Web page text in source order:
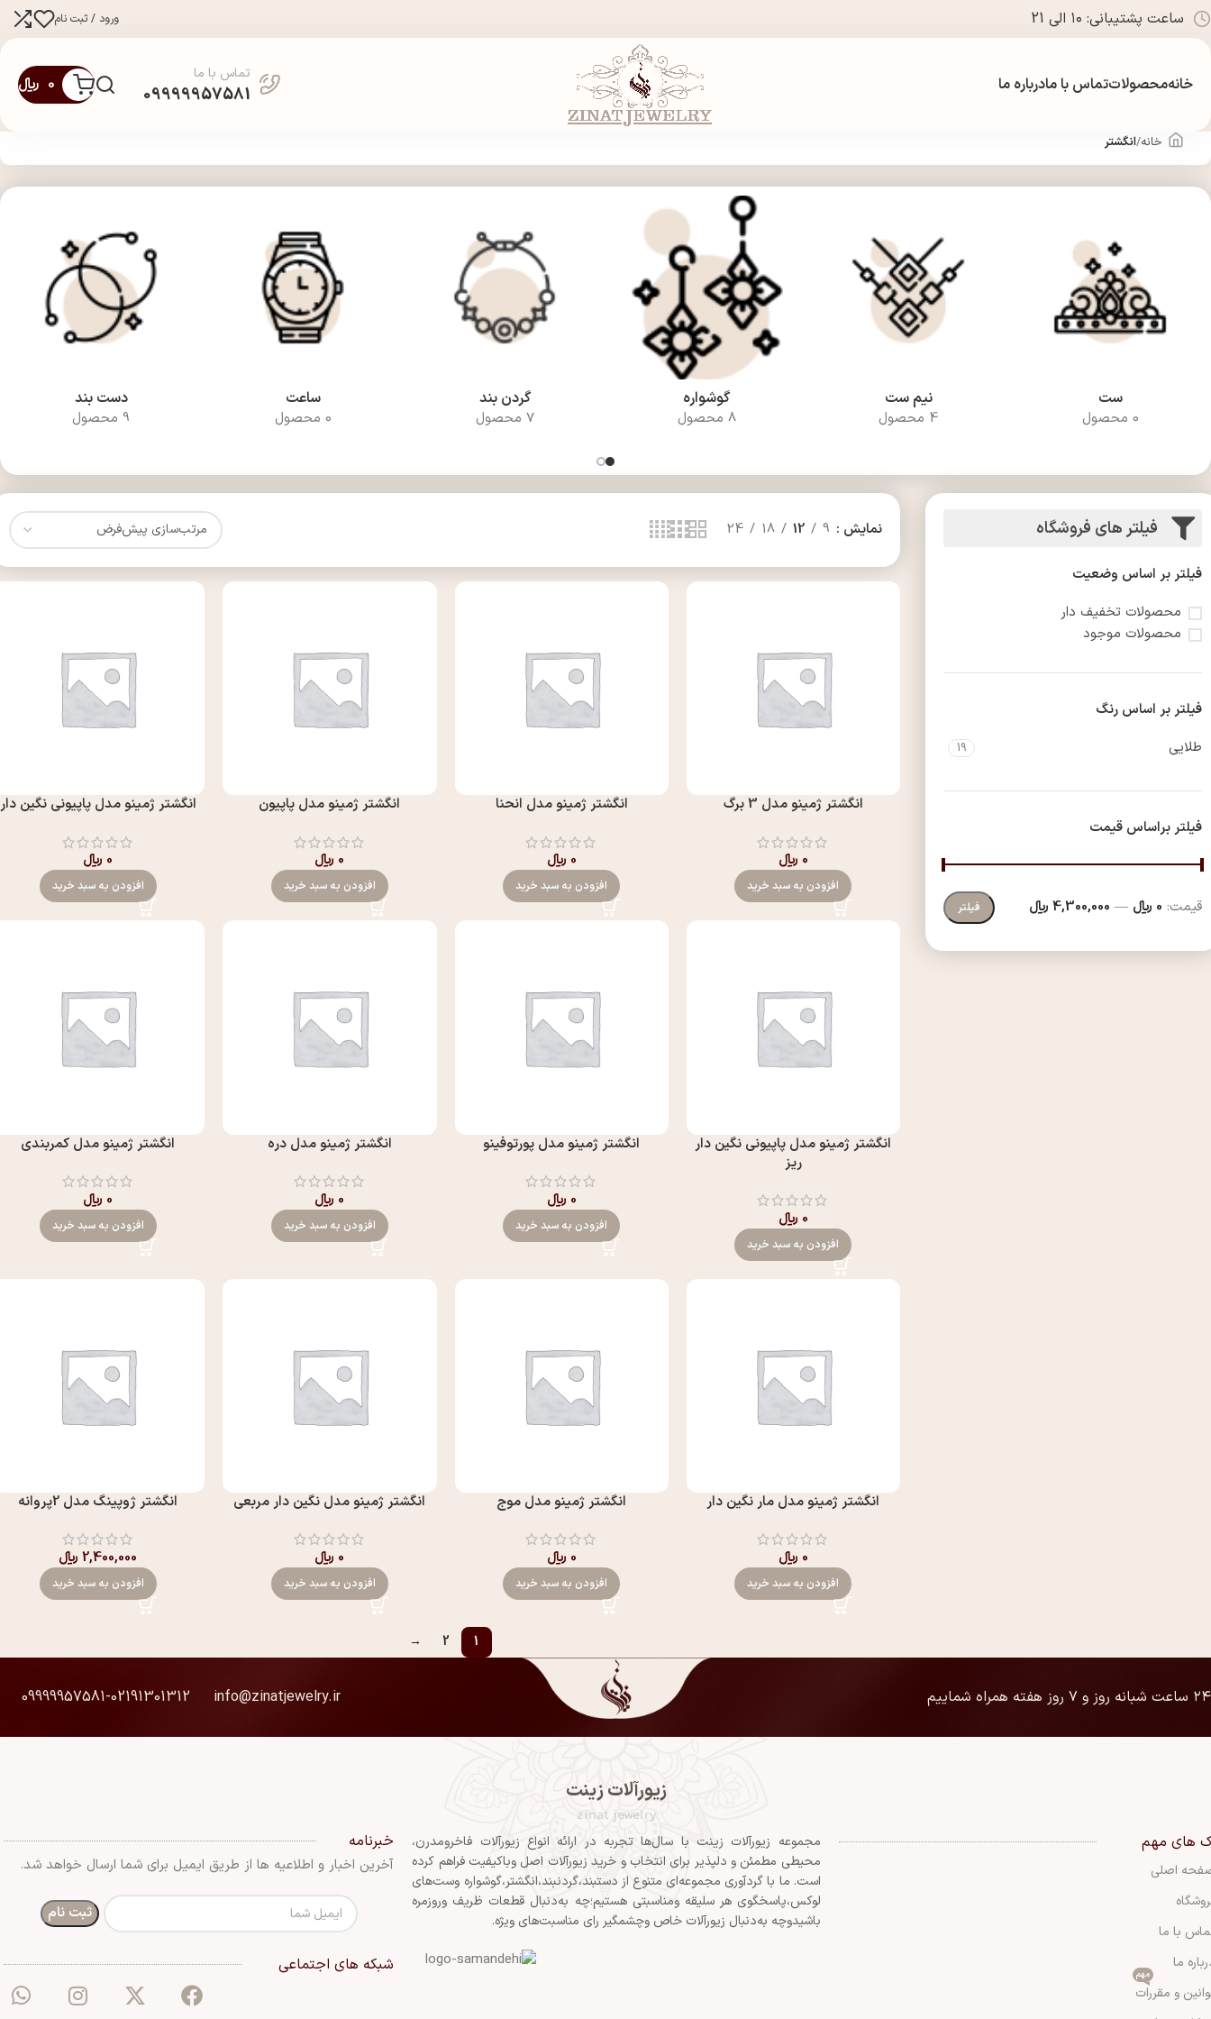
ساعت پشتیبانی: ۱۰ الی 21 ورود / ثبت نام
خانهمحصولاتتماس با مادرباره ما
تماس با ما
09999957581
0 ﷼
خانه انگشتر
ست
0 محصول
نیم ست
4 محصول
گوشواره
8 محصول
گردن بند
7 محصول
ساعت
0 محصول
دست بند
9 محصول
فیلتر های فروشگاه
فیلتر بر اساس وضعیت
محصولات تخفیف دار
محصولات موجود
فیلتر بر اساس رنگ
طلایی
19
فیلتر براساس قیمت
فیلتر قیمت: 0 ﷼ — 4,300,000 ﷼
نمایش 9
12
18
24
انگشتر ژمینو مدل 3 برگ
0 ﷼
افزودن به سبد خرید
انگشتر ژمینو مدل انحنا
0 ﷼
افزودن به سبد خرید
انگشتر ژمینو مدل پاپيون
0 ﷼
افزودن به سبد خرید
انگشتر ژمینو مدل پاپيوني نگين دار
0 ﷼
افزودن به سبد خرید
انگشتر ژمینو مدل پاپيوني نگين دار
ريز
0 ﷼
افزودن به سبد خرید
انگشتر ژمینو مدل پورتوفينو
0 ﷼
افزودن به سبد خرید
انگشتر ژمینو مدل دره
0 ﷼
افزودن به سبد خرید
انگشتر ژمینو مدل کمربندي
0 ﷼
افزودن به سبد خرید
انگشتر ژمینو مدل مار نگين دار
0 ﷼
افزودن به سبد خرید
انگشتر ژمینو مدل موج
0 ﷼
افزودن به سبد خرید
انگشتر ژمینو مدل نگين دار مربعي
0 ﷼
افزودن به سبد خرید
انگشتر ژوپینگ مدل 2پروانه
2,400,000 ﷼
افزودن به سبد خرید
1
2
→
۲۴ ساعت شبانه روز و ۷ روز هفته همراه شماییم info@zinatjewelry.ir
09999957581-02191301312
های مهم
اصلی
با ما
ما
و مقررات
مهم
زیورآلات زینت
zinat jewelry
مجموعه زیورآلات زینت با سال‌ها تجربه در ارائه انواع زیورآلات فاخرومدرن،
محیطی مطمئن و دلپذیر برای انتخاب و خرید زیورآلات اصل وباکیفیت فراهم کرده
است. ما با گردآوری مجموعه‌ای متنوع از دستبند،گردنبند،انگشتر،گوشواره وست‌های
لوکس،پاسخگوی هر سلیقه ومناسبتی هستیم؛چه به‌دنبال قطعات ظریف وروزمره
باشیدوچه به‌دنبال زیورآلات خاص وچشمگیر رای مناسبت‌های ویژه.
خبرنامه
آخرین اخبار و اطلاعیه ها از طریق ایمیل برای شما ارسال خواهد شد.
شبکه های اجتماعی